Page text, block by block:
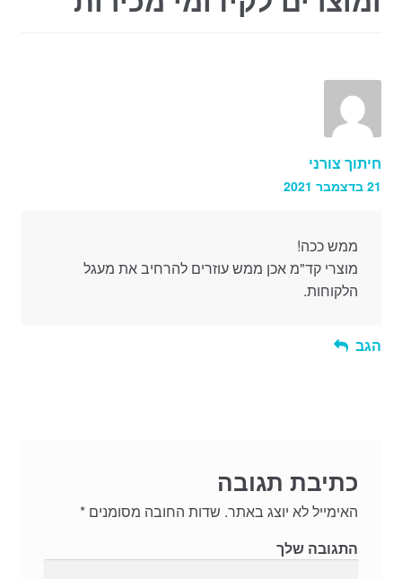
חיתוך צורני
21 בדצמבר 2021
ממש ככה!
מוצרי קד"מ אכן ממש עוזרים להרחיב את מעגל
הלקוחות.
הגב
כתיבת תגובה
האימייל לא יוצג באתר. שדות החובה מסומנים *
התגובה שלך